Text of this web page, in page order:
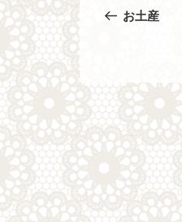
稿
ゲ
ー
シ
ョ
ン
去
の
お土産